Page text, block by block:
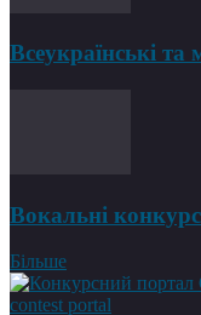
Всеукраїнські
Вокальні
Більше